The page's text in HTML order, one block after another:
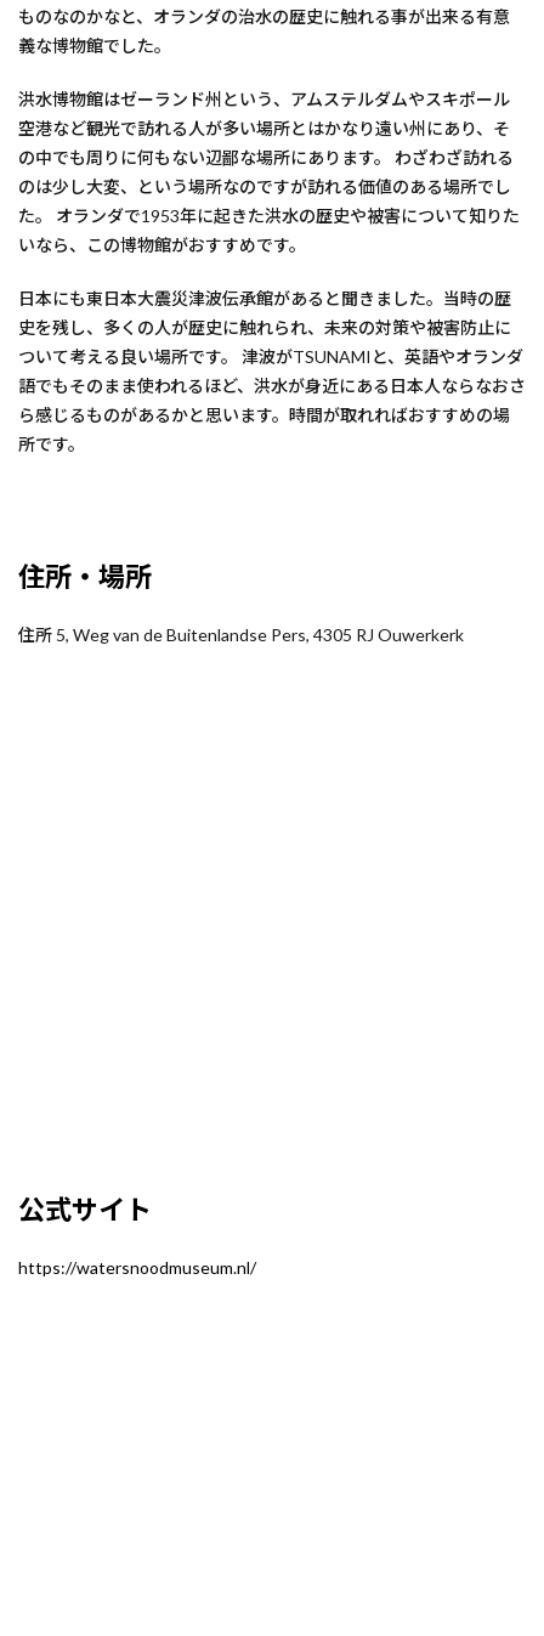
ものなのかなと、オランダの治水の歴史に触れる事が出来る有意
義な博物館でした。
洪水博物館はゼーランド州という、アムステルダムやスキポール
空港など観光で訪れる人が多い場所とはかなり遠い州にあり、そ
の中でも周りに何もない辺鄙な場所にあります。 わざわざ訪れる
のは少し大変、という場所なのですが訪れる価値のある場所でし
た。 オランダで1953年に起きた洪水の歴史や被害について知りた
いなら、この博物館がおすすめです。
日本にも東日本大震災津波伝承館があると聞きました。当時の歴
史を残し、多くの人が歴史に触れられ、未来の対策や被害防止に
ついて考える良い場所です。 津波がTSUNAMIと、英語やオランダ
語でもそのまま使われるほど、洪水が身近にある日本人ならなおさ
ら感じるものがあるかと思います。時間が取れればおすすめの場
所です。
住所・場所
住所 5, Weg van de Buitenlandse Pers, 4305 RJ Ouwerkerk
公式サイト
https://watersnoodmuseum.nl/